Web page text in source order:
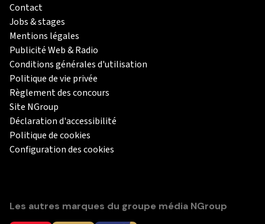
Contact
Jobs & stages
Mentions légales
Publicité Web & Radio
Conditions générales d'utilisation
Politique de vie privée
Règlement des concours
Site NGroup
Déclaration d'accessibilité
Politique de cookies
Configuration des cookies
Les autres marques du groupe média NGroup